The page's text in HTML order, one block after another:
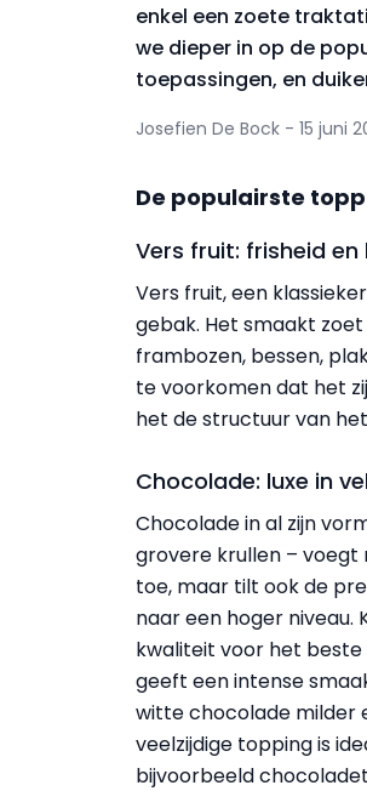
enkel een zoete
we dieper in op de
toepassingen, en
Josefien De Bock - 15 juni
De populairste
Vers fruit: frisheid en
Vers fruit, een
gebak. Het smaakt
frambozen, bessen,
te voorkomen dat het
het de structuur van
Chocolade: luxe in
Chocolade in al zijn
grovere krullen – voegt
toe, maar tilt ook de
naar een hoger niveau.
kwaliteit voor het
geeft een intense
witte chocolade milder
veelzijdige topping is
bijvoorbeeld